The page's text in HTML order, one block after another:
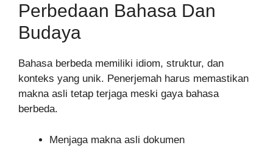
Perbedaan Bahasa Dan
Budaya
Bahasa berbeda memiliki idiom, struktur, dan
konteks yang unik. Penerjemah harus memastikan
makna asli tetap terjaga meski gaya bahasa
berbeda.
Menjaga makna asli dokumen